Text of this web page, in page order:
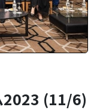
2023 (11/6)